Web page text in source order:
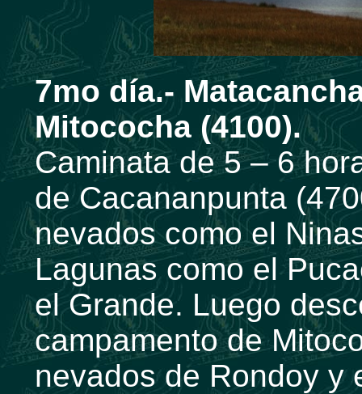
7mo día.-
Mitococha (4100).
Caminata de 5 – 6
de Cacananpunta
nevados como el
Lagunas como el
el Grande. Luego
campamento de
nevados de Rondoy y